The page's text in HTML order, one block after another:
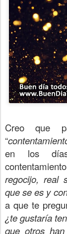
Creo que
“
en los
regocijo, real
que se es y
a que te
¿te gustaría
que otros